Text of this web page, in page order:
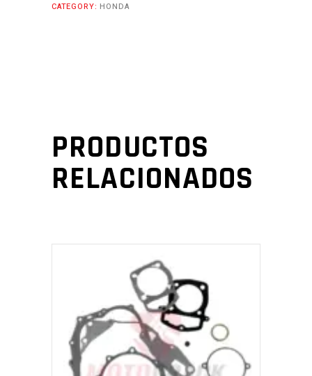
CATEGORY: HONDA
PRODUCTOS
RELACIONADOS
AÑADIR AL CARRITO